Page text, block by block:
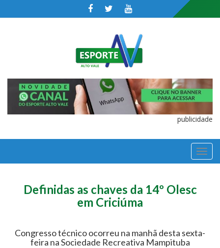
publicidade
Definidas as chaves da 14º Olesc
em Criciúma
Congresso técnico ocorreu na manhã desta sexta-
feira na Sociedade Recreativa Mampituba